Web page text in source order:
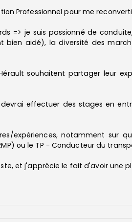
Professionnel pour me
=> je suis passionné de
bien aidé), la diversité des
souhaitent partager leur
effectuer des stages en
expériences, notamment sur
ou le TP - Conducteur du
et j'apprécie le fait d'avoir une